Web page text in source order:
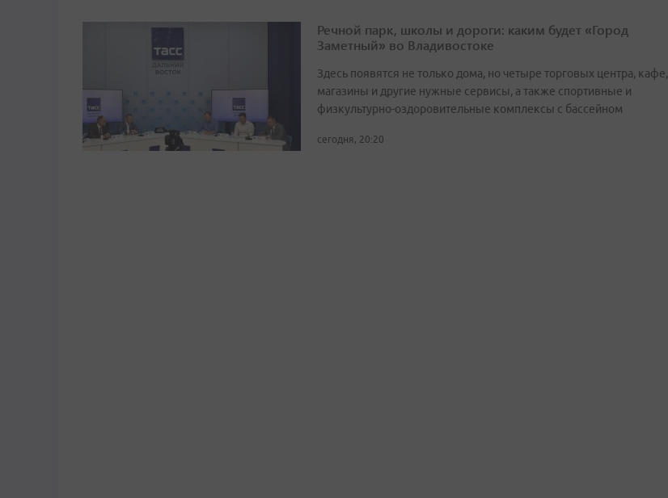
Речной парк, школы и дороги: каким будет «Город
Заметный» во Владивостоке
Здесь появятся не только дома, но четыре торговых центра, кафе,
магазины и другие нужные сервисы, а также спортивные и
физкультурно-оздоровительные комплексы с бассейном
сегодня, 20:20